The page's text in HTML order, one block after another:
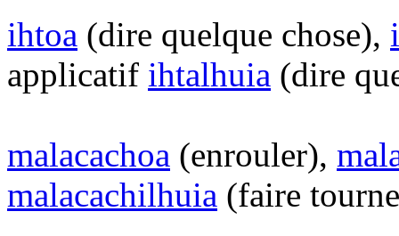
ihtoa (dire quelque chose),
applicatif ihtalhuia (dire
malacachoa (enrouler),
malacachilhuia (faire